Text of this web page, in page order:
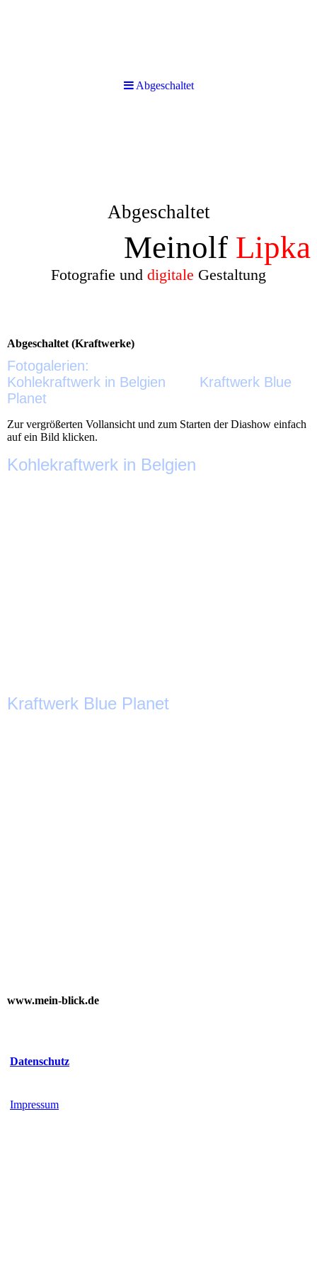
Abgeschaltet
Meinolf Lipka
Fotografie und digitale Gestaltung
Abgeschaltet (Kraftwerke)
Fotogalerien:
Kohlekraftwerk in Belgien Kraftwerk Blue
Planet
Zur vergrößerten Vollansicht und zum Starten der Diashow einfach
auf ein Bild klicken.
Kohlekraftwerk in Belgien
Kraftwerk Blue Planet
www.mein-blick.de
Datenschutz
Impressum
Abgeschaltet